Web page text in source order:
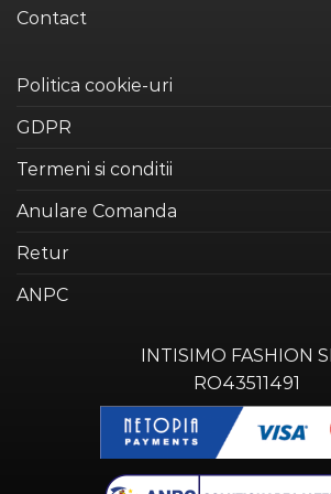
Contact
Politica cookie-uri
GDPR
Termeni si conditii
Anulare Comanda
Retur
ANPC
INTISIMO FASHION
RO43511491